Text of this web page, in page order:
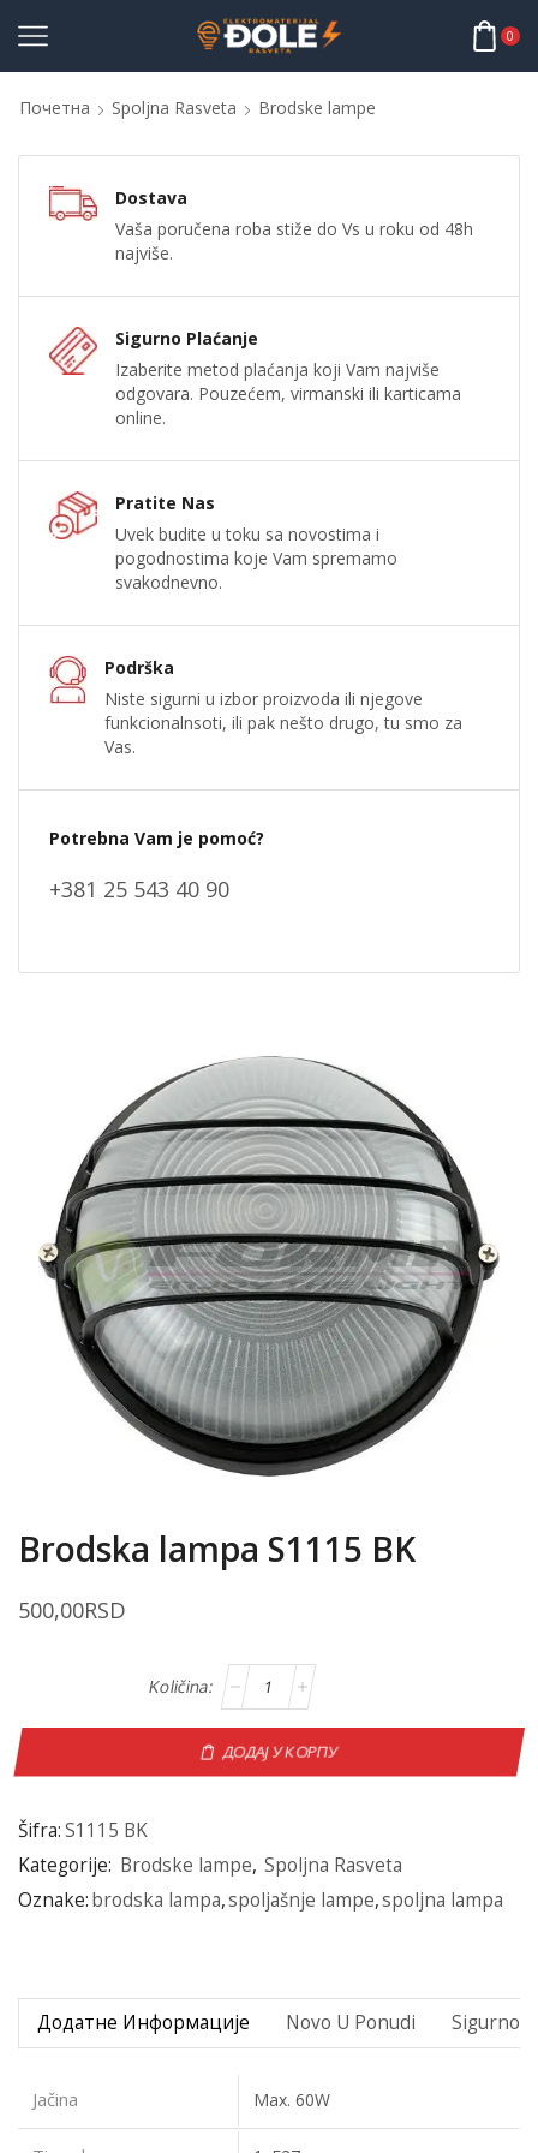
0
Почетна Spoljna Rasveta Brodske lampe
Dostava
Vaša poručena roba stiže do Vs u roku od 48h
najviše.
Sigurno Plaćanje
Izaberite metod plaćanja koji Vam najviše
odgovara. Pouzećem, virmanski ili karticama
online.
Pratite Nas
Uvek budite u toku sa novostima i
pogodnostima koje Vam spremamo
svakodnevno.
Podrška
Niste sigurni u izbor proizvoda ili njegove
funkcionalnsoti, ili pak nešto drugo, tu smo za
Vas.
Potrebna Vam je pomoć?
+381 25 543 40 90
Brodska lampa S1115 BK
500,00RSD
ДОДАЈ У КОРПУ
Šifra:S1115 BK
Kategorije: Brodske lampe, Spoljna Rasveta
Oznake:brodska lampa,spoljašnje lampe,spoljna lampa
Додатне Информације Novo U Ponudi Sigurno
Jačina Max. 60W